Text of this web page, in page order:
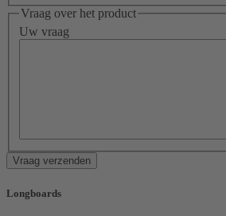
Vraag over het product
Uw vraag
Vraag verzenden
Longboards